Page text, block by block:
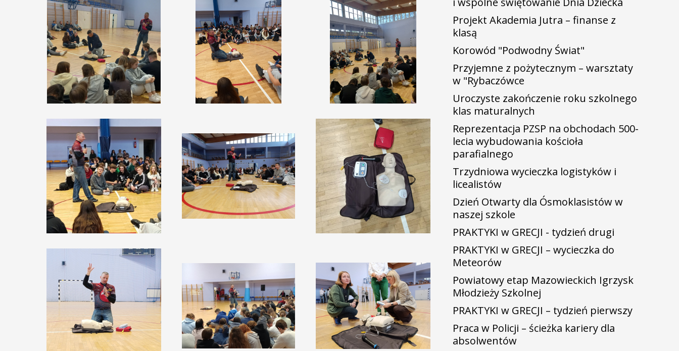
Projekt Akademia Jutra – finanse z
klasą
Korowód "Podwodny Świat"
Przyjemne z pożytecznym – warsztaty
w "Rybaczówce
Uroczyste zakończenie roku szkolnego
klas maturalnych
Reprezentacja PZSP na obchodach 500-
lecia wybudowania kościoła
parafialnego
Trzydniowa wycieczka logistyków i
licealistów
Dzień Otwarty dla Ósmoklasistów w
naszej szkole
PRAKTYKI w GRECJI - tydzień drugi
PRAKTYKI w GRECJI – wycieczka do
Meteorów
Powiatowy etap Mazowieckich Igrzysk
Młodzieży Szkolnej
PRAKTYKI w GRECJI – tydzień pierwszy
Praca w Policji – ścieżka kariery dla
absolwentów